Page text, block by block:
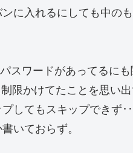
に入れるにしても中の
スワードがあってるにも
限かけてたことを思い
してもスキップできず･
いておらず。